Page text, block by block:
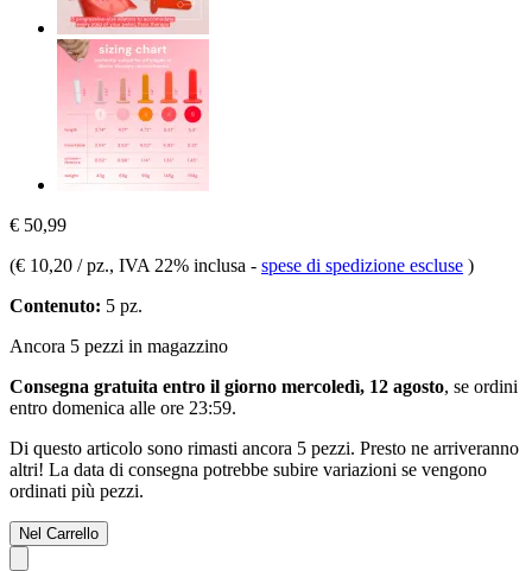
€ 50,99
(€ 10,20 / pz., IVA 22% inclusa - spese di spedizione escluse )
Contenuto: 5 pz.
Ancora 5 pezzi in magazzino
Consegna gratuita entro il giorno mercoledì, 12 agosto, se ordini
entro domenica alle ore 23:59.
Di questo articolo sono rimasti ancora 5 pezzi. Presto ne arriveranno
altri! La data di consegna potrebbe subire variazioni se vengono
ordinati più pezzi.
Nel Carrello